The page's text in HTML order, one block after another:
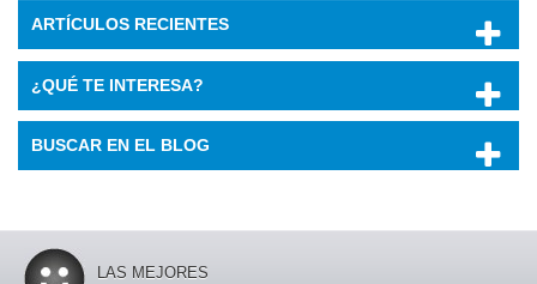
ARTÍCULOS RECIENTES
¿QUÉ TE INTERESA?
BUSCAR EN EL BLOG
LAS MEJORES